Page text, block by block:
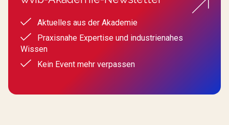
Aktuelles aus der Akademie
Praxisnahe Expertise und industrienahes
Wissen
Kein Event mehr verpassen